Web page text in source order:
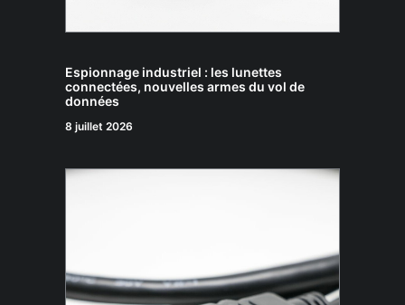
Espionnage industriel : les lunettes
connectées, nouvelles armes du vol de
données
8 juillet 2026